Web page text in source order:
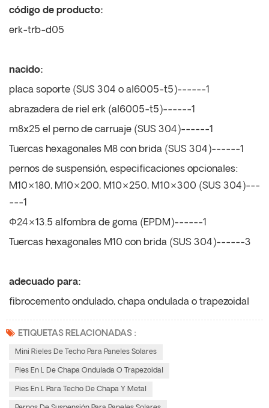
código de producto:
erk-trb-d05
nacido:
placa soporte (SUS 304 o al6005-t5)------1
abrazadera de riel erk (al6005-t5)------1
m8x25 el perno de carruaje (SUS 304)------1
Tuercas hexagonales M8 con brida (SUS 304)------1
pernos de suspensión, especificaciones opcionales:
M10×180, M10×200, M10×250, M10×300 (SUS 304)---
---1
Φ24×13.5 alfombra de goma (EPDM)------1
Tuercas hexagonales M10 con brida (SUS 304)------3
adecuado para:
fibrocemento ondulado, chapa ondulada o trapezoidal
ETIQUETAS RELACIONADAS :
Mini Rieles De Techo Para Paneles Solares
Pies En L De Chapa Ondulada O Trapezoidal
Pies En L Para Techo De Chapa Y Metal